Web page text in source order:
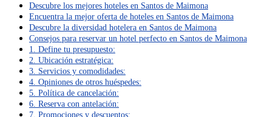
Descubre los mejores hoteles en Santos de Maimona
Encuentra la mejor oferta de hoteles en Santos de Maimona
Descubre la diversidad hotelera en Santos de Maimona
Consejos para reservar un hotel perfecto en Santos de Maimona
1. Define tu presupuesto:
2. Ubicación estratégica:
3. Servicios y comodidades:
4. Opiniones de otros huéspedes:
5. Política de cancelación:
6. Reserva con antelación:
7. Promociones y descuentos: